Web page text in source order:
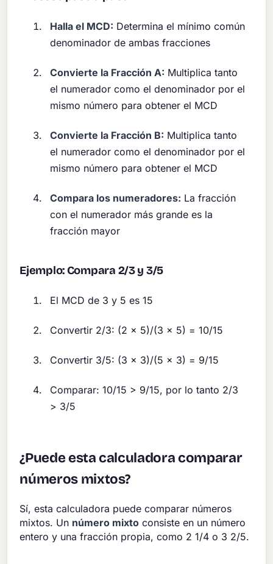
Halla el MCD: Determina el mínimo común
denominador de ambas fracciones
Convierte la Fracción A: Multiplica tanto
el numerador como el denominador por el
mismo número para obtener el MCD
Convierte la Fracción B: Multiplica tanto
el numerador como el denominador por el
mismo número para obtener el MCD
Compara los numeradores: La fracción
con el numerador más grande es la
fracción mayor
Ejemplo: Compara 2/3 y 3/5
El MCD de 3 y 5 es 15
Convertir 2/3: (2 × 5)/(3 × 5) = 10/15
Convertir 3/5: (3 × 3)/(5 × 3) = 9/15
Comparar: 10/15 > 9/15, por lo tanto 2/3
> 3/5
¿Puede esta calculadora comparar
números mixtos?
Sí, esta calculadora puede comparar números
mixtos. Un número mixto consiste en un número
entero y una fracción propia, como 2 1/4 o 3 2/5.